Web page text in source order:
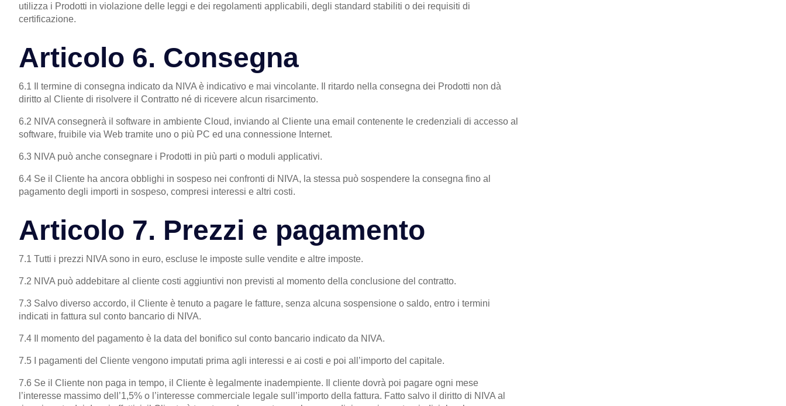
utilizza i Prodotti in violazione delle leggi e dei regolamenti applicabili, degli standard stabiliti o dei requisiti di
certificazione.
Articolo 6. Consegna
6.1 Il termine di consegna indicato da NIVA è indicativo e mai vincolante. Il ritardo nella consegna dei Prodotti non dà
diritto al Cliente di risolvere il Contratto né di ricevere alcun risarcimento.
6.2 NIVA consegnerà il software in ambiente Cloud, inviando al Cliente una email contenente le credenziali di accesso al
software, fruibile via Web tramite uno o più PC ed una connessione Internet.
6.3 NIVA può anche consegnare i Prodotti in più parti o moduli applicativi.
6.4 Se il Cliente ha ancora obblighi in sospeso nei confronti di NIVA, la stessa può sospendere la consegna fino al
pagamento degli importi in sospeso, compresi interessi e altri costi.
Articolo 7. Prezzi e pagamento
7.1 Tutti i prezzi NIVA sono in euro, escluse le imposte sulle vendite e altre imposte.
7.2 NIVA può addebitare al cliente costi aggiuntivi non previsti al momento della conclusione del contratto.
7.3 Salvo diverso accordo, il Cliente è tenuto a pagare le fatture, senza alcuna sospensione o saldo, entro i termini
indicati in fattura sul conto bancario di NIVA.
7.4 Il momento del pagamento è la data del bonifico sul conto bancario indicato da NIVA.
7.5 I pagamenti del Cliente vengono imputati prima agli interessi e ai costi e poi all’importo del capitale.
7.6 Se il Cliente non paga in tempo, il Cliente è legalmente inadempiente. Il cliente dovrà poi pagare ogni mese
l’interesse massimo dell’1,5% o l’interesse commerciale legale sull’importo della fattura. Fatto salvo il diritto di NIVA al